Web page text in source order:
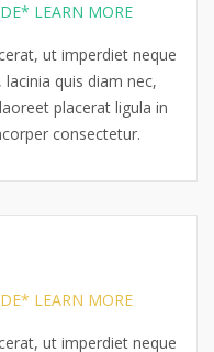
LEARN MORE
ut imperdiet neque
quis diam nec,
placerat ligula in
consectetur.
LEARN MORE
ut imperdiet neque